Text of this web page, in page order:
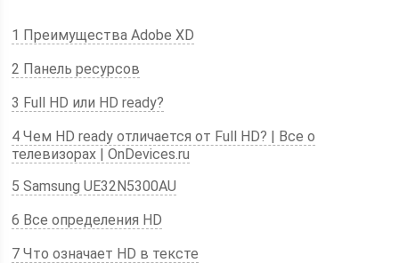
1 Преимущества Adobe XD
2 Панель ресурсов
3 Full HD или HD ready?
4 Чем HD ready отличается от Full HD? | Все о
телевизорах | OnDevices.ru
5 Samsung UE32N5300AU
6 Все определения HD
7Что означает HD в тексте